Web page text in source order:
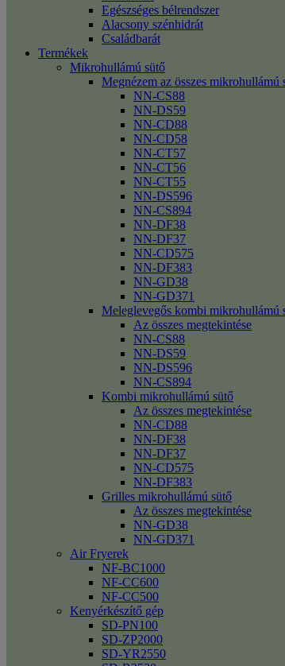
Egészséges bélrendszer
Alacsony szénhidrát
Családbarát
Termékek
Mikrohullámú sütő
Megnézem az összes mikrohullámú
NN-CS88
NN-DS59
NN-CD88
NN-CD58
NN-CT57
NN-CT56
NN-CT55
NN-DS596
NN-CS894
NN-DF38
NN-DF37
NN-CD575
NN-DF383
NN-GD38
NN-GD371
Meleglevegős kombi mikrohullámú
Az összes megtekintése
NN-CS88
NN-DS59
NN-DS596
NN-CS894
Kombi mikrohullámú sütő
Az összes megtekintése
NN-CD88
NN-DF38
NN-DF37
NN-CD575
NN-DF383
Grilles mikrohullámú sütő
Az összes megtekintése
NN-GD38
NN-GD371
Air Fryerek
NF-BC1000
NF-CC600
NF-CC500
Kenyérkészítő gép
SD-PN100
SD-ZP2000
SD-YR2550